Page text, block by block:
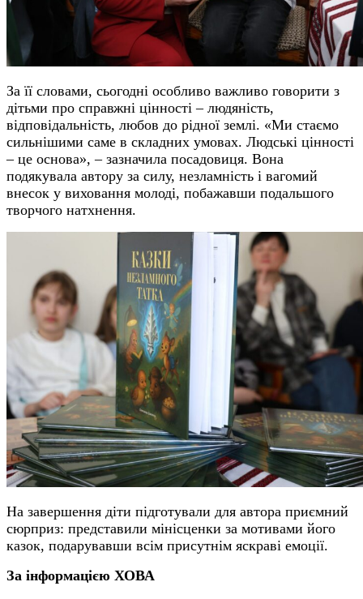
За її словами, сьогодні особливо важливо говорити з
дітьми про справжні цінності – людяність,
відповідальність, любов до рідної землі. «Ми стаємо
сильнішими саме в складних умовах. Людські цінності
– це основа», – зазначила посадовиця. Вона
подякувала автору за силу, незламність і вагомий
внесок у виховання молоді, побажавши подальшого
творчого натхнення.
На завершення діти підготували для автора приємний
сюрприз: представили мінісценки за мотивами його
казок, подарувавши всім присутнім яскраві емоції.
За інформацією ХОВА